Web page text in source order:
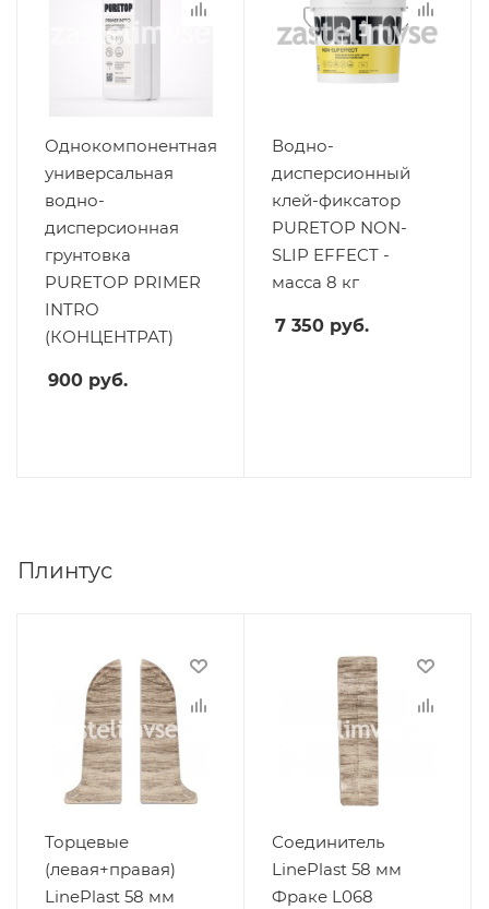
Однокомпонентная
универсальная
водно-
дисперсионная
грунтовка
PURETOP PRIMER
INTRO
(КОНЦЕНТРАТ)
900 руб.
Водно-
дисперсионный
клей-фиксатор
PURETOP NON-
SLIP EFFECT -
масса 8 кг
7 350 руб.
Плинтус
Торцевые
(левая+правая)
LinePlast 58 мм
Соединитель
LinePlast 58 мм
Фраке L068